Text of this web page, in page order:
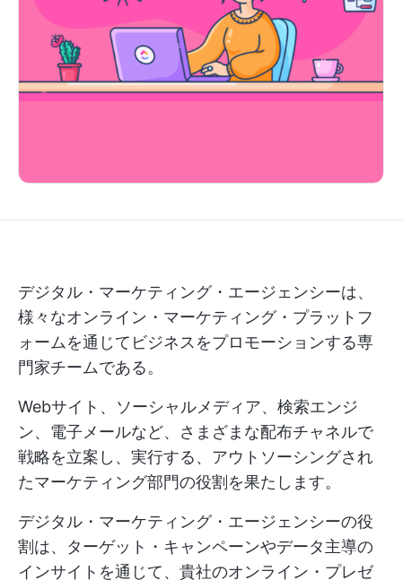
デジタル・マーケティング・エージェンシーは、
様々なオンライン・マーケティング・プラットフ
ォームを通じてビジネスをプロモーションする専
門家チームである。
Webサイト、ソーシャルメディア、検索エンジ
ン、電子メールなど、さまざまな配布チャネルで
戦略を立案し、実行する、アウトソーシングされ
たマーケティング部門の役割を果たします。
デジタル・マーケティング・エージェンシーの役
割は、ターゲット・キャンペーンやデータ主導の
インサイトを通じて、貴社のオンライン・プレゼ